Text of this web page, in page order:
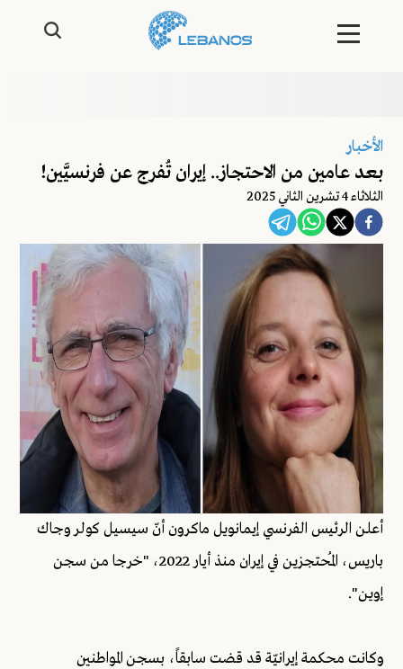
الأخبار
بعد عامين من الاحتجاز.. إيران تُفرج عن فرنسيَّين!
الثلاثاء 4 تشرين الثاني 2025
أعلن الرئيس الفرنسي إيمانويل ماكرون أنّ سيسيل كولر وجاك
باريس، المُحتجزين في إيران منذ أيار 2022، "خرجا من سجن
إوين".
وكانت محكمة إيرانيّة قد قضت سابقاً، بسجن المواطنين